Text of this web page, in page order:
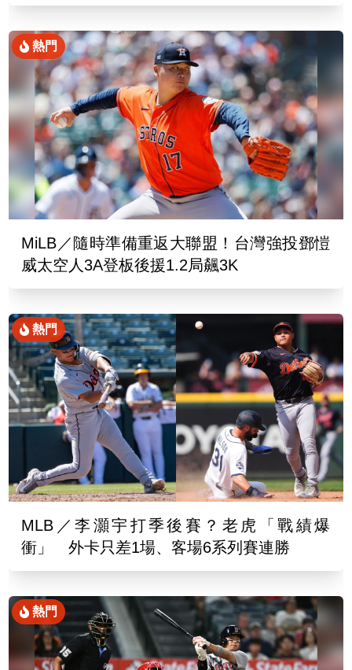
熱門
MiLB／隨時準備重返大聯盟！台灣強投鄧愷
威太空人3A登板後援1.2局飆3K
熱門
MLB／李灝宇打季後賽？老虎「戰績爆
衝」 外卡只差1場、客場6系列賽連勝
熱門